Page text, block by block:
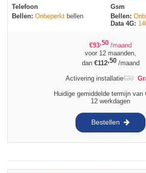
Telefoon
Bellen: Onbeperkt bellen
Gsm
Bellen:
Data 4G:
€93,50 /maand
voor 12 maanden,
dan €112,50/maand
Activering installatie€39
Huidige gemiddelde termijn van
12 werkdagen
Bestellen